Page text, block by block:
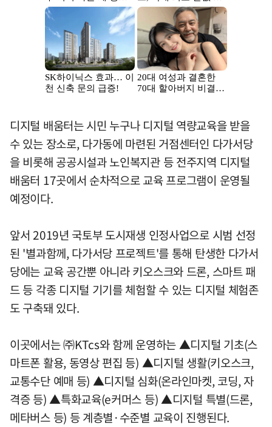
디지털 배움터는 시민 누구나 디지털 역량교육을 받을
수 있는 장소로, 다가동에 마련된 거점센터인 다가서당
을 비롯해 공공시설과 노인복지관 등 전주지역 디지털
배움터 17곳에서 순차적으로 교육 프로그램이 운영될
예정이다.
앞서 2019년 국토부 도시재생 인정사업으로 시범 선정
된 '별과함께, 다가서당 프로젝트'를 통해 탄생한 다가서
당에는 교육 공간뿐 아니라 키오스크와 드론, 스마트 패
드 등 각종 디지털 기기를 체험할 수 있는 디지털 체험존
도 구축돼 있다.
이곳에서는 ㈜KTcs와 함께 운영하는 ▲디지털 기초(스
마트폰 활용, 동영상 편집 등) ▲디지털 생활(키오스크,
교통수단 예매 등) ▲디지털 심화(온라인마켓, 코딩, 자
격증 등) ▲특화교육(e커머스 등) ▲디지털 특별(드론,
메타버스 등) 등 계층별·수준별 교육이 진행된다.